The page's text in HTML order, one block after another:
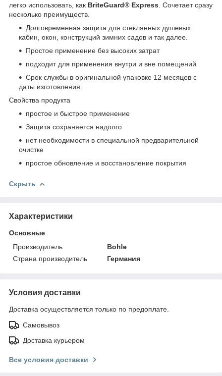
легко использовать, как BriteGuard® Express . Сочетает сразу
несколько преимуществ.
Долговременная защита для стеклянных душевых
кабин, окон, конструкций зимних садов и так далее.
Простое применение без высоких затрат
подходит для применения внутри и вне помещений
Срок службы в оригинальной упаковке 12 месяцев с
даты изготовления.
Свойства продукта
простое и быстрое применение
Защита сохраняется надолго
нет необходимости в специальной предварительной
очистке
простое обновление и восстановление покрытия
Скрыть
Характеристики
Основные
Производитель
Bohle
Страна производитель
Германия
Условия доставки
Доставка осуществляется только по предоплате.
Самовывоз
Доставка курьером
Все условия доставки